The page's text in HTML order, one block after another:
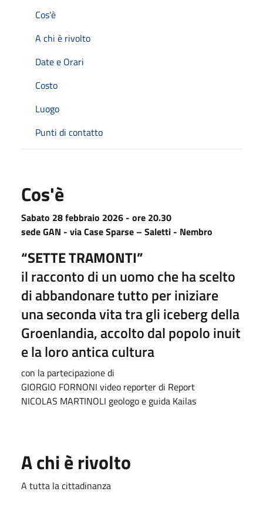
Cos'è
A chi è rivolto
Date e Orari
Costo
Luogo
Punti di contatto
Cos'è
Sabato 28 febbraio 2026 - ore 20.30
sede GAN - via Case Sparse – Saletti - Nembro
“SETTE TRAMONTI”
il racconto di un uomo che ha scelto
di abbandonare tutto per iniziare
una seconda vita tra gli iceberg della
Groenlandia, accolto dal popolo inuit
e la loro antica cultura
con la partecipazione di
GIORGIO FORNONI video reporter di Report
NICOLAS MARTINOLI geologo e guida Kailas
A chi è rivolto
A tutta la cittadinanza